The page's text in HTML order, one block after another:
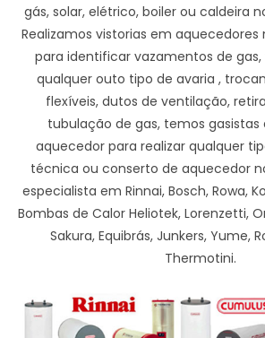
gás, solar, elétrico, boiler ou caldeira
Realizamos vistorias em aquecedores
para identificar vazamentos de
qualquer outo tipo de avaria ,
flexíveis, dutos de ventilação,
tubulação de gas, temos
aquecedor para realizar qualquer
técnica ou conserto de aquecedor
especialista em Rinnai, Bosch, Rowa,
Bombas de Calor Heliotek, Lorenzetti,
Sakura, Equibrás, Junkers, Yume,
Thermotini.